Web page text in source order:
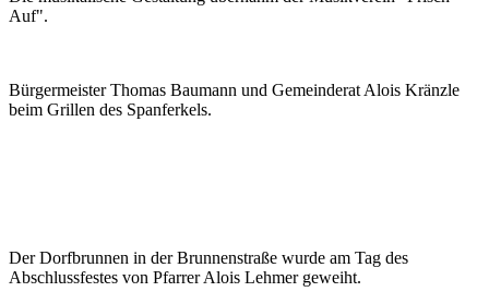
Auf".
Bürgermeister Thomas Baumann und Gemeinderat Alois Kränzle
beim Grillen des Spanferkels.
Der Dorfbrunnen in der Brunnenstraße wurde am Tag des
Abschlussfestes von Pfarrer Alois Lehmer geweiht.